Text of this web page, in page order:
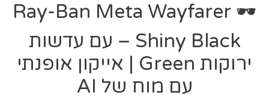
🕶️ Ray-Ban Meta Wayfarer
Shiny Black – עם עדשות
ירוקות Green | אייקון אופנתי
עם מוח של AI